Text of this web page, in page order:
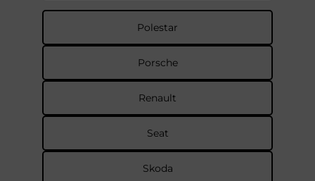
Polestar
Porsche
Renault
Seat
Skoda